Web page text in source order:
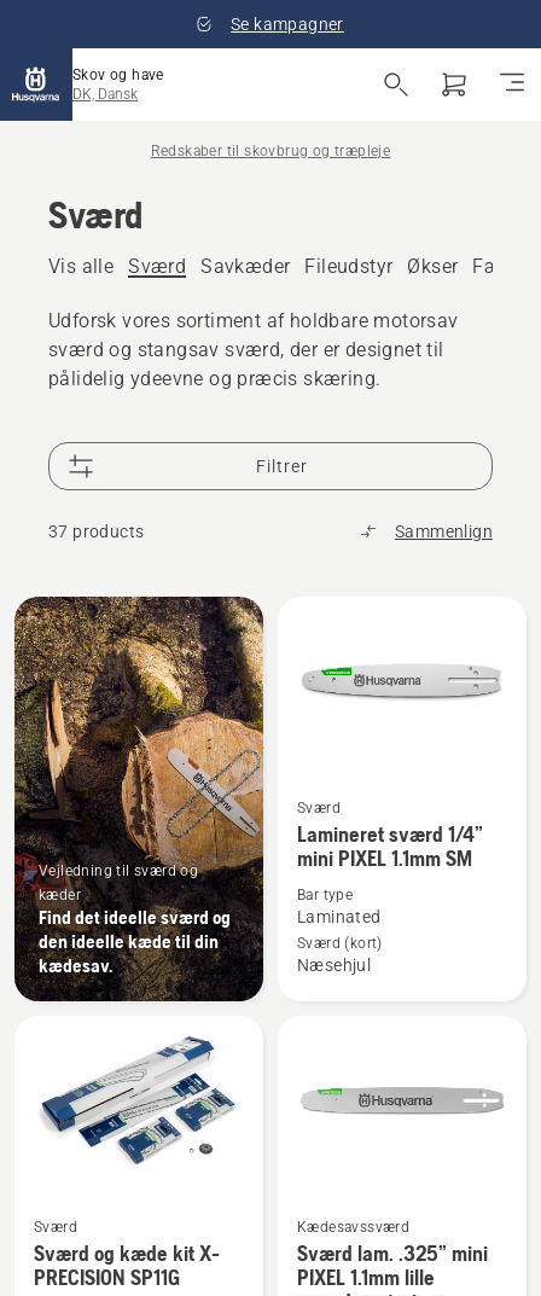
Se kampagner
Skov og have
DK, Dansk
Redskaber til skovbrug og træpleje
Sværd
Vis alle Sværd Savkæder Fileudstyr Økser
Udforsk vores sortiment af holdbare motorsav
sværd og stangsav sværd, der er designet til
pålidelig ydeevne og præcis skæring.
Filtrer
37 products Sammenlign
Alle
produkter
Vejledning til sværd og
kæder
Find det ideelle sværd og
den ideelle kæde til din
kædesav.
Se
flere
detaljer
om
Lamineret
sværd
SM
Sværd
Lamineret sværd 1/4”
mini PIXEL 1.1mm SM
Bar type
Laminated
Sværd (kort)
Næsehjul
Se
flere
Sværd
Sværd og kæde kit X-
PRECISION SP11G
Se
flere
Kædesavssværd
Sværd lam. .325” mini
PIXEL 1.1mm lille